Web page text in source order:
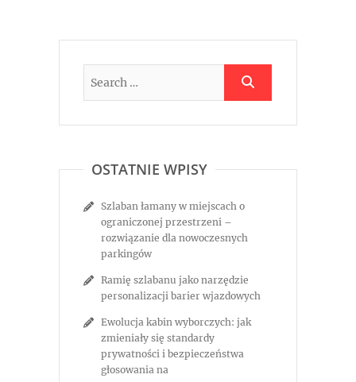
OSTATNIE WPISY
Szlaban łamany w miejscach o
ograniczonej przestrzeni –
rozwiązanie dla nowoczesnych
parkingów
Ramię szlabanu jako narzędzie
personalizacji barier wjazdowych
Ewolucja kabin wyborczych: jak
zmieniały się standardy
prywatności i bezpieczeństwa
głosowania na